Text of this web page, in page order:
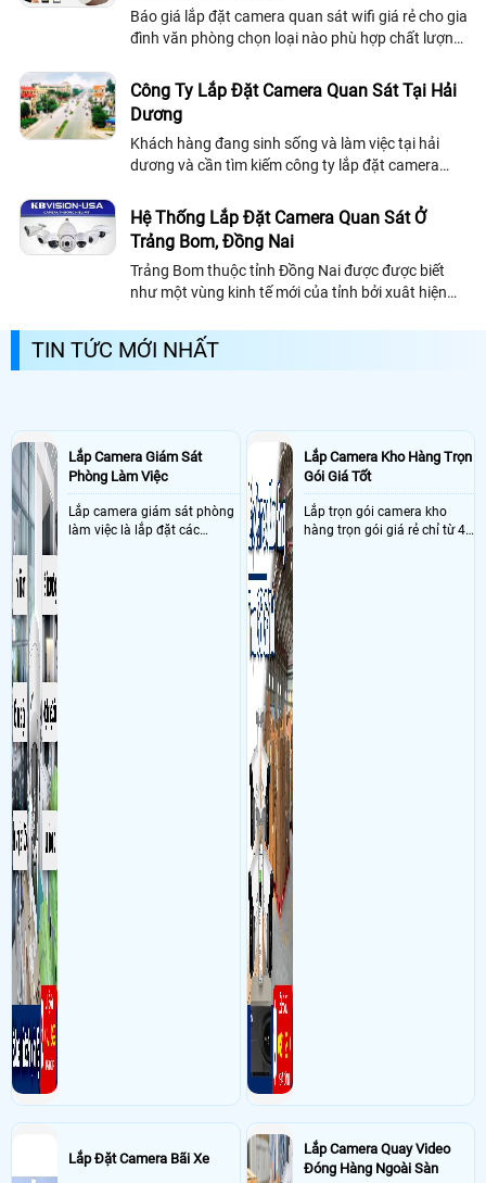
Báo giá lắp đặt camera quan sát wifi giá rẻ cho gia
đình văn phòng chọn loại nào phù hợp chất lượng
phòng căn hộ, bởi trên thị trường hiện nay tràng
lan những dòng camera wifi giá rẻ chất lượng thì
vô định
Công Ty Lắp Đặt Camera Quan Sát Tại Hải
Dương
Khách hàng đang sinh sống và làm việc tại hải
dương và cần tìm kiếm công ty lắp đặt camera
nghiệp, uy tín và chất lượng của công ty...
Hệ Thống Lắp Đặt Camera Quan Sát Ở
Trảng Bom, Đồng Nai
Trảng Bom thuộc tỉnh Đồng Nai được được biết
như một vùng kinh tế mới của tỉnh bởi xuât hiện
Trảng Bom có một vị trí vô cùng quan...
TIN TỨC MỚI NHẤT
Lắp Camera Giám Sát
Phòng Làm Việc
Lắp camera giám sát phòng
làm việc là lắp đặt các
Lắp Camera Kho Hàng Trọn
Gói Giá Tốt
Lắp trọn gói camera kho
hàng trọn gói giá rẻ chỉ từ 4
Lắp Đặt Camera Bãi Xe
Lắp Camera Quay Video
Đóng Hàng Ngoài Sàn